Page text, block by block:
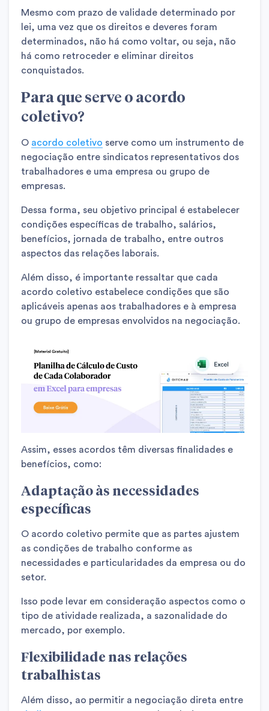
Mesmo com prazo de validade determinado por
lei, uma vez que os direitos e deveres foram
determinados, não há como voltar, ou seja, não
há como retroceder e eliminar direitos
conquistados.
Para que serve o acordo
coletivo?
O acordo coletivo serve como um instrumento de
negociação entre sindicatos representativos dos
trabalhadores e uma empresa ou grupo de
empresas.
Dessa forma, seu objetivo principal é estabelecer
condições específicas de trabalho, salários,
benefícios, jornada de trabalho, entre outros
aspectos das relações laborais.
Além disso, é importante ressaltar que cada
acordo coletivo estabelece condições que são
aplicáveis apenas aos trabalhadores e à empresa
ou grupo de empresas envolvidos na negociação.
Assim, esses acordos têm diversas finalidades e
benefícios, como:
Adaptação às necessidades
específicas
O acordo coletivo permite que as partes ajustem
as condições de trabalho conforme as
necessidades e particularidades da empresa ou do
setor.
Isso pode levar em consideração aspectos como o
tipo de atividade realizada, a sazonalidade do
mercado, por exemplo.
Flexibilidade nas relações
trabalhistas
Além disso, ao permitir a negociação direta entre